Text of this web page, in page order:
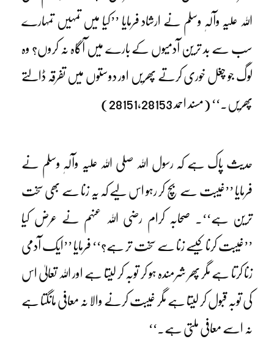
اللہ علیہ وآلہٖ وسلم نے ارشاد فرمایا ’’کیا میں تمہیں تمہارے
سب سے بد ترین آدمیوں کے بارے میں آگاہ نہ کروں؟ وہ
لوگ جو چغل خوری کرتے پھریں اور دوستوں میں تفرقہ ڈالتے
پھریں۔‘‘ (مسند احمد 28151،28153)
حدیث پاک ہے کہ رسول اللہ صلی اللہ علیہ وآلہٖ وسلم نے
فرمایا ’’غیبت سے بچ کر رہو اس لیے کہ یہ زنا سے بھی سخت
ترین ہے‘‘۔ صحابہ کرام رضی اللہ عنہم نے عرض کیا
’’غیبت کرنا کیسے زنا سے سخت تر ہے؟‘‘ فرمایا ’’ایک آدمی
زنا کرتا ہے مگر پھر شرمندہ ہو کر توبہ کر لیتا ہے اور اللہ تعالیٰ اس
کی توبہ قبول کر لیتا ہے مگر غیبت کرنے والا نہ معافی مانگتا ہے
نہ اسے معافی ملتی ہے۔‘‘